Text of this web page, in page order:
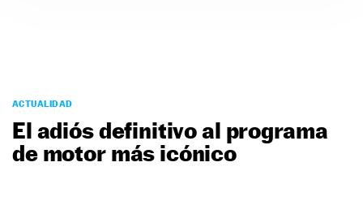
PODCAST
MOTOS
TECNOLOGÍA
ACTUALIDAD
El adiós definitivo al programa
de motor más icónico